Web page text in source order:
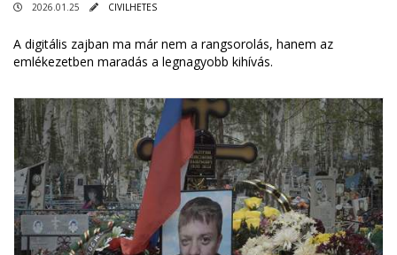
2026.01.25 CIVILHETES
A digitális zajban ma már nem a rangsorolás, hanem az
emlékezetben maradás a legnagyobb kihívás.